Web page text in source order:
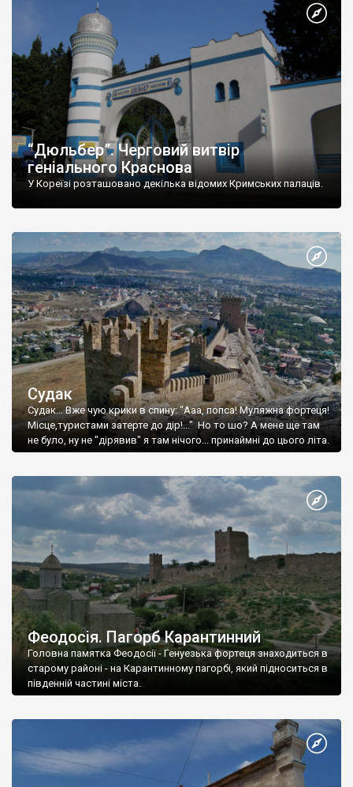
“Дюльбер”. Черговий витвір
геніального Краснова
У Кореїзі розташовано декілька відомих Кримських палаців.
Судак
Судак... Вже чую крики в спину: "Ааа, попса! Муляжна фортеця!
Місце,туристами затерте до дір!..." Но то шо? А мене ще там
не було, ну не "дірявив" я там нічого... принаймні до цього літа.
Феодосія. Пагорб Карантинний
Головна памятка Феодосії - Генуезька фортеця знаходиться в
старому районі - на Карантинному пагорбі, який підноситься в
південній частині міста.